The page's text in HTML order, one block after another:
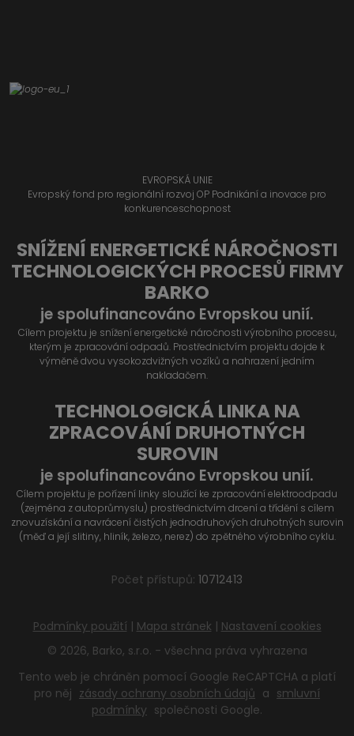
EVROPSKÁ UNIE
Evropský fond pro regionální rozvoj OP Podnikání a inovace pro
konkurenceschopnost
SNÍŽENÍ ENERGETICKÉ NÁROČNOSTI
TECHNOLOGICKÝCH PROCESŮ FIRMY
BARKO
je spolufinancováno Evropskou unií.
Cílem projektu je snížení energetické náročnosti výrobního procesu,
kterým je zpracování odpadů. Prostřednictvím projektu dojde k
výměně dvou vysokozdvižných vozíků a nahrazení jedním
nakladačem.
TECHNOLOGICKÁ LINKA NA
ZPRACOVÁNÍ DRUHOTNÝCH
SUROVIN
je spolufinancováno Evropskou unií.
Cílem projektu je pořízení linky sloužící ke zpracování elektroodpadu
(zejména z autoprůmyslu) prostřednictvím drcení a třídění s cílem
znovuzískání a navrácení čistých jednodruhových druhotných surovin
(měď a její slitiny, hliník, železo, nerez) do zpětného výrobního cyklu.
Počet přístupů: 10712413
© 2026, Barko, s.r.o. - všechna práva vyhrazena
Podmínky použití | Mapa stránek | Nastavení cookies
Tento web je chráněn pomocí Google ReCAPTCHA a platí
pro něj zásady ochrany osobních údajů a smluvní
podmínky společnosti Google.